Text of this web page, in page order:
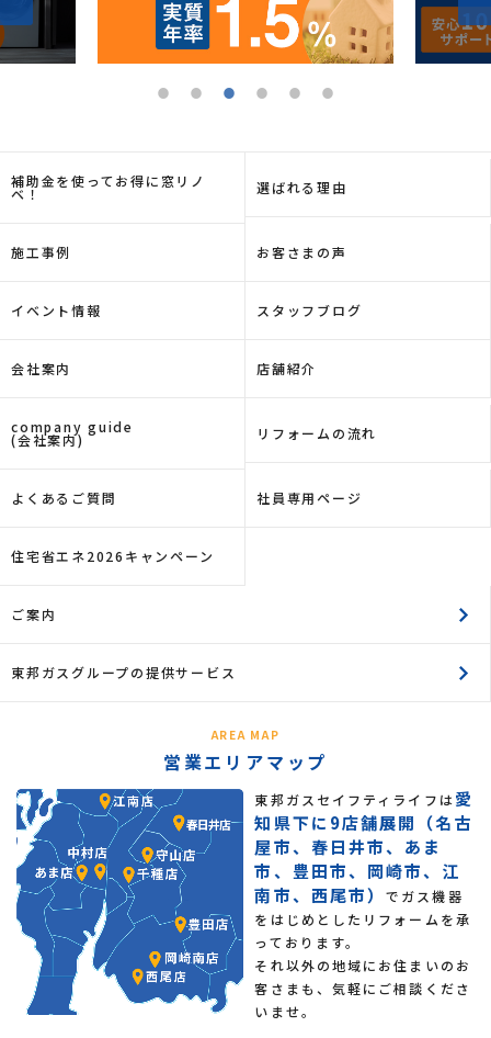
(2) リフォーム
(3) エネルギー供給・利用およびその普及拡大に関
連する生活支援サービスの提供
(4) 上記各種事業に関連するサービス・商品のお知
務の実施
(6)その他上記(1)から(5)の事業に関連するサービ
(7)その他上記(1)から(6)に付帯する事業ならびに
※（１）から（７）の目的（趣味・嗜好等に応じた
関心、使用実績等）を分析して利用することがあり
なお、当社は、上記の業務を円滑に進めるため、金
トア、債権回収会社、情報処理会社、協力会社、当
要な範囲で個人情報を提供することがあります。そ
切な監督を行います。また、当社が受託する業務で
は受託する業務の範囲内でのみ利用します。
当社は、2.お客さま情報の利用目的に記載した業務
委託の場合および以下のいずれかに該当する場合に
のみ、お客さま情報を第三者へ開示又は提供するこ
とがあります。
(1)ご本人の同意がある場合
(2) 法令に基づく場合
(3) 人の生命、身体又は財産の保護のために必要が
ある場合であって、ご本人の同意を得ることが困難
であるとき
(4) 公衆衛生の向上又は児童の健全な育成の推進の
ために特に必要がある場合であって、ご本人の同意
補助金を使ってお得に窓リノ
ベ！ 選ばれる理由
施工事例 お客さまの声
イベント情報 スタッフブログ
会社案内 店舗紹介
company guide
(会社案内) リフォームの流れ
よくあるご質問 社員専用ページ
住宅省エネ2026キャンペーン
ご案内
東邦ガスグループの提供サービス
AREA MAP
営業エリアマップ
東邦ガスセイフティライフは愛
知県下に9店舗展開（名古
屋市、春日井市、あま
市、豊田市、岡崎市、江
南市、西尾市）でガス機器
をはじめとしたリフォームを承
っております。
それ以外の地域にお住まいのお
客さまも、気軽にご相談くださ
いませ。